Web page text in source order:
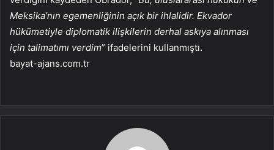
Meksika’nın egemenliğinin açık bir ihlalidir. Ekvador
hükümetiyle diplomatik ilişkilerin derhal askıya alınması
için talimatımı verdim” ifadelerini kullanmıştı.
bayat-ajans.com.tr